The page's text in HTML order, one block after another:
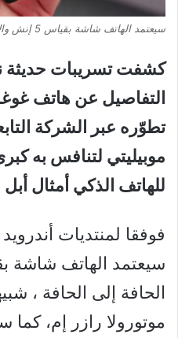
سيعتمد الهاتف شاشة بقياس 5 إنش والإصدار 5.0 من نظام أندرويد
كشفت تسريبات
التفاصيل عن هاتف
تطوّره عبر الشركة
موبيليتي لتنافس به
للهاتف الذكي أمثال
فوفقا لمنتديات
الحافة إلى الحافة ،
موتورولا رازر إم، كما